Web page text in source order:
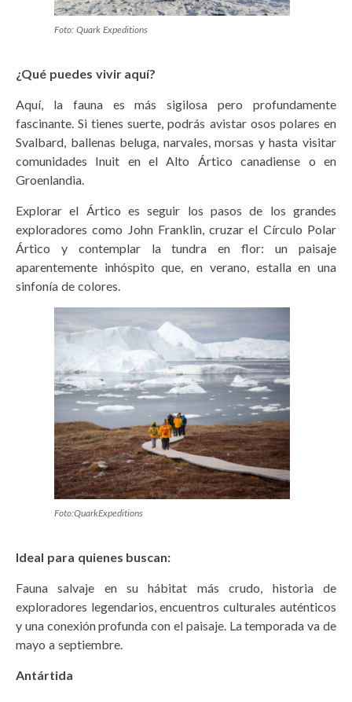
Foto: Quark Expeditions
¿Qué puedes vivir aquí?
Aquí, la fauna es más sigilosa pero profundamente
fascinante. Si tienes suerte, podrás avistar osos polares en
Svalbard, ballenas beluga, narvales, morsas y hasta visitar
comunidades Inuit en el Alto Ártico canadiense o en
Groenlandia.
Explorar el Ártico es seguir los pasos de los grandes
exploradores como John Franklin, cruzar el Círculo Polar
Ártico y contemplar la tundra en flor: un paisaje
aparentemente inhóspito que, en verano, estalla en una
sinfonía de colores.
Foto:QuarkExpeditions
Ideal para quienes buscan:
Fauna salvaje en su hábitat más crudo, historia de
exploradores legendarios, encuentros culturales auténticos
y una conexión profunda con el paisaje. La temporada va de
mayo a septiembre.
Antártida